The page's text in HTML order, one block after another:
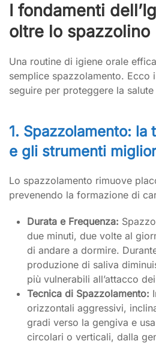
I fondamenti
oltre lo spazzolino
Una routine di igiene orale
semplice spazzolamento. Ecco
seguire per proteggere la
1. Spazzolamento:
e gli strumenti
Lo spazzolamento rimuove
prevenendo la formazione di
Durata e Frequenza:
due minuti, due volte al
di andare a dormire.
produzione di saliva
più vulnerabili all’attacco
Tecnica di Spazzolamento:
orizzontali aggressivi,
gradi verso la gengiva e
circolari o verticali, dalla